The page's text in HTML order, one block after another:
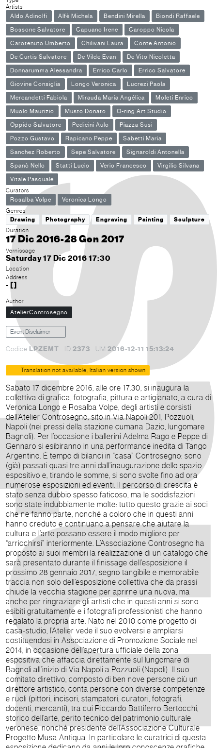
Artists
Aldo Adinolfi
Alfè Michela Bendini Mirella
Biondi Raffaele
Bossone Salvatore
Capuano Irene
Caroppo Nicola
Carotenuto Umberto
Chilivani Laura
Conte Antonio
De Curtis Salvatore
De Vilde Evan
De Vito Nicoletta
Donnarumma Alessandra
Errico Carlo
Errico Salvatore
Giovine Consiglia
Longo Veronica
Lucrezi Paola
Mercandetti Fabiola
Mirauda Maria Angélica
Moleti Enrico
Muolo Maurizio
Musto Donato
O-ring Art Studio
Oppido Salvatore
Pedicini Aulo
Piazza Susi
Pozzo Gustavo
Rapicano Peppe
Sabetti Maria
Sanchez Roberto
Sepe Salvatore
Signaroldi Antonella
Spanò Nello
Statti Lucio Verio Francesco
Virgilio Silvana
Vitale Pasquale
Curators
Rosalba Volpe
Veronica Longo
Genres
Drawing
Photography Engraving Painting
Sculpture
Duration
17 Dic 2016-28 Gen 2017
Vernissage
Saturday 17 Dic 2016 17:30
Location
Address
- []
Author
AtelierControsegno
Event Disclaimer
Codice LPZEMT - ID 2373 - UM 2016-12-11 15:13:24
Translation not available, Italian version shown
Sabato 17 dicembre 2016, alle ore 17.30, si inaugura la
collettiva di grafica, fotografia, pittura e artigianato, a cura di
Veronica Longo e Rosalba Volpe, degli artisti e corsisti
dell’Atelier Controsegno, sito in Via Napoli 201, Pozzuoli,
Napoli (nei pressi della stazione cumana Dazio, lungomare
Bagnoli). Per l’occasione i ballerini Adelma Rago e Peppe di
Gennaro si esibiranno in una performance inedita di Tango
Argentino. È tempo di bilanci in “casa” Controsegno: sono
(già) passati quasi tre anni dall’inaugurazione dello spazio
espositivo e, tirando le somme, si sono svolte fino ad ora
numerose esposizioni ed eventi. Il percorso di crescita è
stato senza dubbio spesso faticoso, ma le soddisfazioni
sono state indubbiamente molte: tutto questo grazie ai soci
che ne fanno parte, nonché a coloro che in questi anni
hanno creduto e continuano a pensare che aiutare la
cultura e l’arte possano essere il modo migliore per
“arricchirsi” interiormente. L’Associazione Controsegno ha
proposto ai suoi membri la realizzazione di un catalogo che
sarà presentato durante il finissage dell’esposizione il
prossimo 28 gennaio 2017, segno tangibile e memorabile
traccia non solo dell’esposizione collettiva che da prassi
chiude la vecchia stagione per aprirne una nuova, ma
anche per ringraziare gli artisti che in questi anni si sono
esibiti gratuitamente e i fotografi professionisti che hanno
regalato la propria arte. Nato nel 2010 come progetto di
casa-studio, l’Atelier vede il suo evolversi e ampliarsi
costituendosi in Associazione di Promozione Sociale nel
2014, in occasione dell’apertura ufficiale della zona
espositiva che affaccia direttamente sul lungomare di
Bagnoli all’inizio di Via Napoli a Pozzuoli (Napoli). Il suo
comitato direttivo, composto di ben nove persone più un
direttore artistico, conta persone con diverse competenze
e ruoli (pittori, incisori, stampatori, curatori, fotografi,
docenti, mercanti), tra cui Riccardo Battiferro Bertocchi,
storico dell’arte, perito tecnico del patrimonio culturale
veronese, nonché presidente dell’Associazione Culturale
Progetto Musa Antiqua. In particolare le curatrici di questa